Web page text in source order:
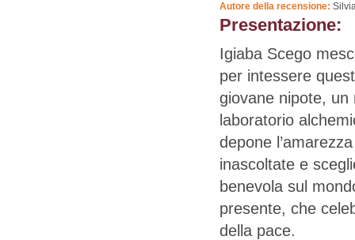
Autore della recensione:
Presentazione:
Igiaba Scego
per intessere
giovane nipote,
laboratorio
depone
inascoltate e
benevola sul
presente, che
della pace.